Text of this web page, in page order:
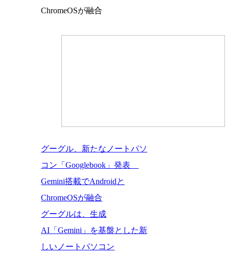
ChromeOSが融合
グーグル、新たなノートパソ
コン「Googlebook」発表
Gemini搭載でAndroidと
ChromeOSが融合
グーグルは、生成
AI「Gemini」を基盤とした新
しいノートパソコン